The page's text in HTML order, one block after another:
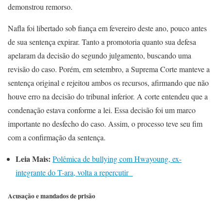
demonstrou remorso.
Nafla foi libertado sob fiança em fevereiro deste ano, pouco antes
de sua sentença expirar. Tanto a promotoria quanto sua defesa
apelaram da decisão do segundo julgamento, buscando uma
revisão do caso. Porém, em setembro, a Suprema Corte manteve a
sentença original e rejeitou ambos os recursos, afirmando que não
houve erro na decisão do tribunal inferior. A corte entendeu que a
condenação estava conforme a lei. Essa decisão foi um marco
importante no desfecho do caso. Assim, o processo teve seu fim
com a confirmação da sentença.
Leia Mais: Polêmica de bullying com Hwayoung, ex-
integrante do T-ara, volta a repercutir
Acusação e mandados de prisão